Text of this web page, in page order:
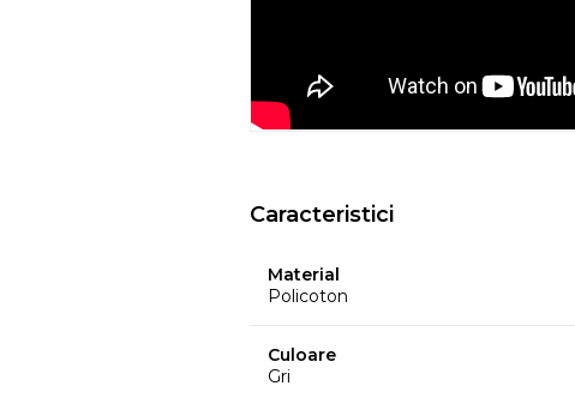
este un brand spaniol de
huselor pentru mobilier. Creativitatea,
Caracteristici
Material
Policoton
Culoare
Gri